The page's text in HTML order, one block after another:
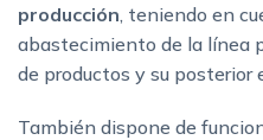
producción , teniendo en
abastecimiento de la línea
de productos y su posterior
También dispone de